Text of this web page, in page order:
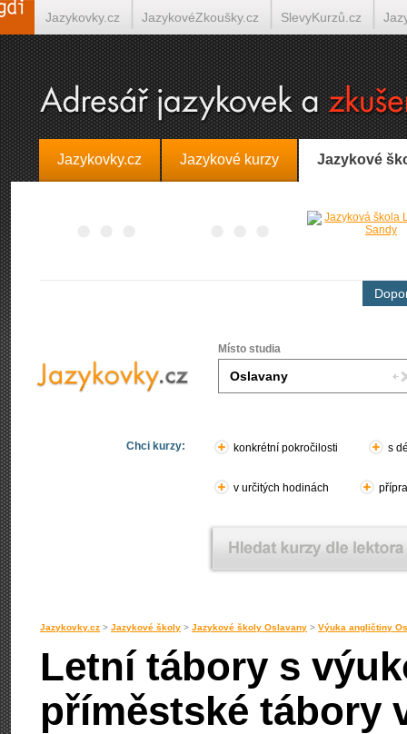
Jazykovky.cz Jazykové kurzy Jazykové
Místo studia
Chci kurzy: konkrétní pokročilosti s
v určitých hodinách
Jazykovky.cz > Jazykové školy > Jazykové školy Oslavany > Výuka angličtiny
Letní tábory s
příměstské tábory
Jazykovky.cz JazykovéZkoušky.cz SlevyKurzů.cz
Španělština on-line Italština on-line Tlumočení-